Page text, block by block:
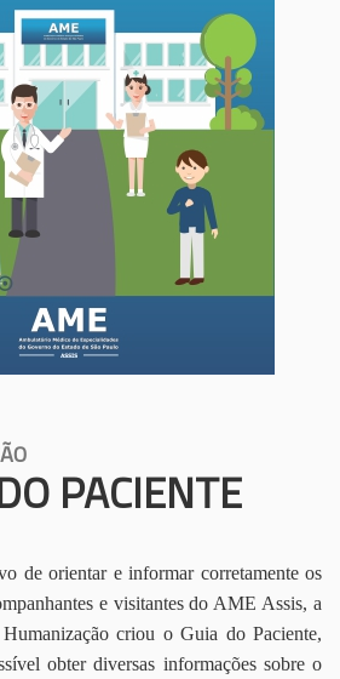
PACIENTE
de orientar e informar corretamente os
e visitantes do AME Assis, a
criou o Guia do Paciente,
obter diversas informações sobre o